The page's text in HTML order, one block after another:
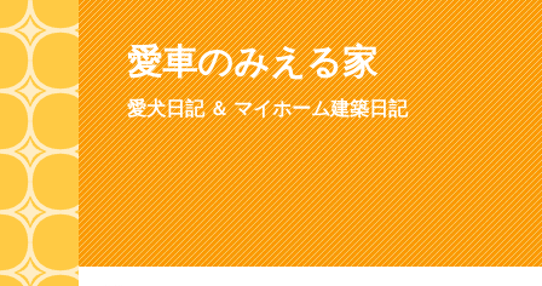
愛車のみえる家
愛犬日記 ＆ マイホーム建築日記